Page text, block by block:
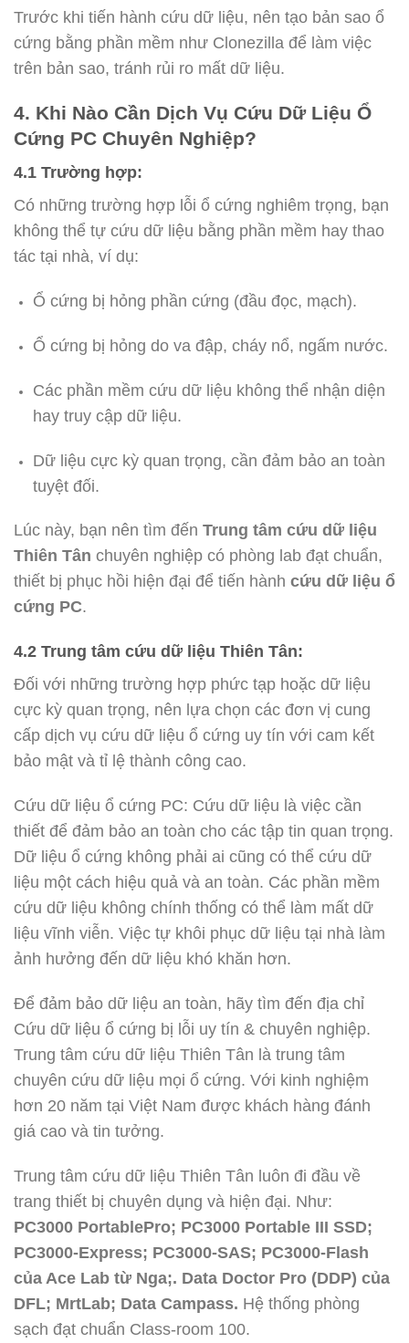
Trước khi tiến hành cứu dữ liệu, nên tạo bản sao ổ
cứng bằng phần mềm như Clonezilla để làm việc
trên bản sao, tránh rủi ro mất dữ liệu.
4. Khi Nào Cần Dịch Vụ Cứu Dữ Liệu Ổ
Cứng PC Chuyên Nghiệp?
4.1 Trường hợp:
Có những trường hợp lỗi ổ cứng nghiêm trọng, bạn
không thể tự cứu dữ liệu bằng phần mềm hay thao
tác tại nhà, ví dụ:
Ổ cứng bị hỏng phần cứng (đầu đọc, mạch).
Ổ cứng bị hỏng do va đập, cháy nổ, ngấm nước.
Các phần mềm cứu dữ liệu không thể nhận diện
hay truy cập dữ liệu.
Dữ liệu cực kỳ quan trọng, cần đảm bảo an toàn
tuyệt đối.
Lúc này, bạn nên tìm đến Trung tâm cứu dữ liệu
Thiên Tân chuyên nghiệp có phòng lab đạt chuẩn,
thiết bị phục hồi hiện đại để tiến hành cứu dữ liệu ổ
cứng PC.
4.2 Trung tâm cứu dữ liệu Thiên Tân:
Đối với những trường hợp phức tạp hoặc dữ liệu
cực kỳ quan trọng, nên lựa chọn các đơn vị cung
cấp dịch vụ cứu dữ liệu ổ cứng uy tín với cam kết
bảo mật và tỉ lệ thành công cao.
Cứu dữ liệu ổ cứng PC: Cứu dữ liệu là việc cần
thiết để đảm bảo an toàn cho các tập tin quan trọng.
Dữ liệu ổ cứng không phải ai cũng có thể cứu dữ
liệu một cách hiệu quả và an toàn. Các phần mềm
cứu dữ liệu không chính thống có thể làm mất dữ
liệu vĩnh viễn. Việc tự khôi phục dữ liệu tại nhà làm
ảnh hưởng đến dữ liệu khó khăn hơn.
Để đảm bảo dữ liệu an toàn, hãy tìm đến địa chỉ
Cứu dữ liệu ổ cứng bị lỗi uy tín & chuyên nghiệp.
Trung tâm cứu dữ liệu Thiên Tân là trung tâm
chuyên cứu dữ liệu mọi ổ cứng. Với kinh nghiệm
hơn 20 năm tại Việt Nam được khách hàng đánh
giá cao và tin tưởng.
Trung tâm cứu dữ liệu Thiên Tân luôn đi đầu về
trang thiết bị chuyên dụng và hiện đại. Như:
PC3000 PortablePro; PC3000 Portable III SSD;
PC3000-Express; PC3000-SAS; PC3000-Flash
của Ace Lab từ Nga;. Data Doctor Pro (DDP) của
DFL; MrtLab; Data Campass. Hệ thống phòng
sạch đạt chuẩn Class-room 100.